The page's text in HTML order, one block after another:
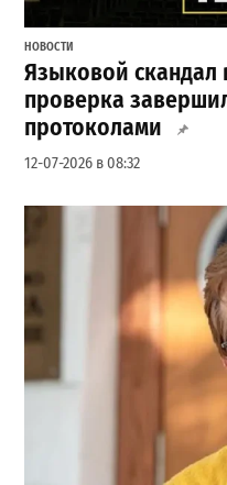
НОВОСТИ
Языковой скандал
проверка
протоколами
12-07-2026 в 08:32